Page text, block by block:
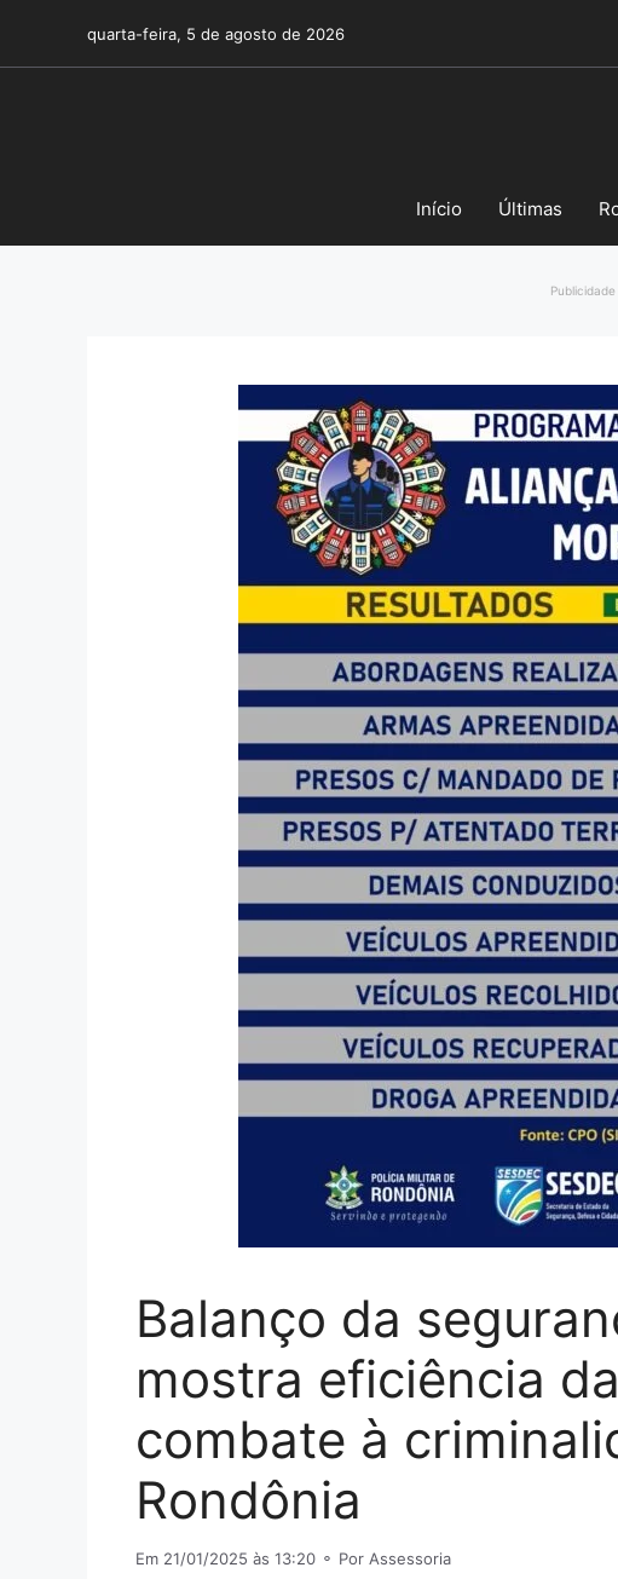
o
quarta-feira, 5 de agosto de 2026
Início Últimas
Publicidade
Balanço da
mostra eficiência
combate à
Rondônia
Em 21/01/2025 às 13:20 ⚬ Por Assessoria